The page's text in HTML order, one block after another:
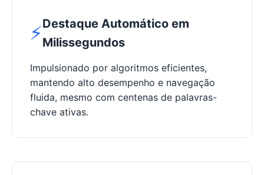
⚡Destaque Automático em
Milissegundos
Impulsionado por algoritmos eficientes,
mantendo alto desempenho e navegação
fluida, mesmo com centenas de palavras-
chave ativas.